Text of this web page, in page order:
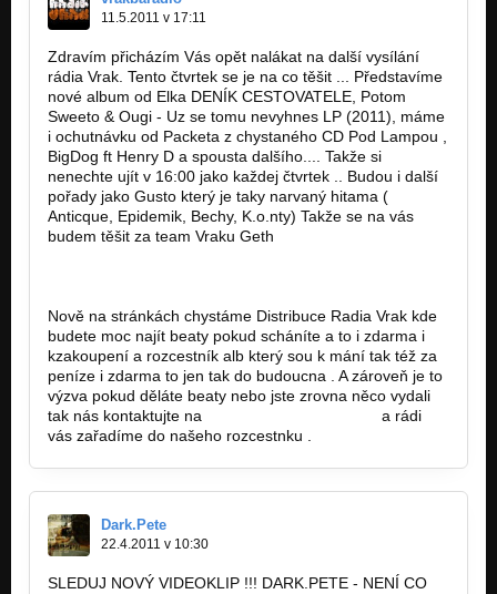
11.5.2011 v 17:11
Zdravím přicházím Vás opět nalákat na další vysílání
rádia Vrak. Tento čtvrtek se je na co těšit ... Představíme
nové album od Elka DENÍK CESTOVATELE, Potom
Sweeto & Ougi - Uz se tomu nevyhnes LP (2011), máme
i ochutnávku od Packeta z chystaného CD Pod Lampou ,
BigDog ft Henry D a spousta dalšího.... Takže si
nenechte ujít v 16:00 jako každej čtvrtek .. Budou i další
pořady jako Gusto který je taky narvaný hitama (
Anticque, Epidemik, Bechy, K.o.nty) Takže se na vás
budem těšit za team Vraku Geth
Nově na stránkách chystáme Distribuce Radia Vrak kde
budete moc najít beaty pokud scháníte a to i zdarma i
kzakoupení a rozcestník alb který sou k mání tak též za
peníze i zdarma to jen tak do budoucna . A zároveň je to
výzva pokud děláte beaty nebo jste zrovna něco vydali
tak nás kontaktujte na
a rádi
vás zařadíme do našeho rozcestnku .
Dark.Pete
22.4.2011 v 10:30
SLEDUJ NOVÝ VIDEOKLIP !!! DARK.PETE - NENÍ CO